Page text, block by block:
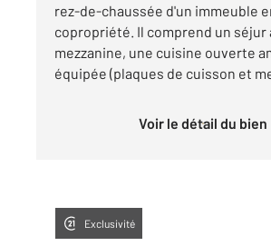
rez-de-chaussée d'un immeuble
copropriété. Il comprend un séjur
mezzanine, une cuisine ouverte
équipée (plaques de cuisson et
Voir le détail du bien
Exclusivité